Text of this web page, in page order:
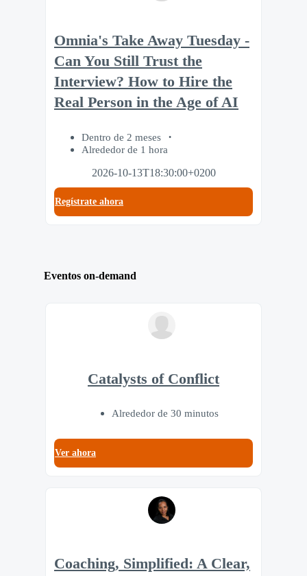
Omnia's Take Away Tuesday -
Can You Still Trust the
Interview? How to Hire the
Real Person in the Age of AI
Dentro de 2 meses
Alrededor de 1 hora
2026-10-13T18:30:00+0200
Regístrate ahora
Eventos on-demand
Catalysts of Conflict
Alrededor de 30 minutos
Ver ahora
Coaching, Simplified: A Clear,